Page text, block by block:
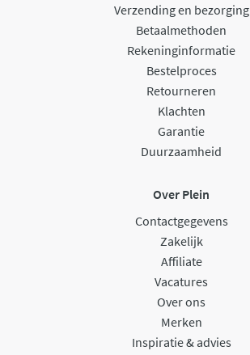
Verzending en bezorging
Betaalmethoden
Rekeninginformatie
Bestelproces
Retourneren
Klachten
Garantie
Duurzaamheid
Over Plein
Contactgegevens
Zakelijk
Affiliate
Vacatures
Over ons
Merken
Inspiratie & advies